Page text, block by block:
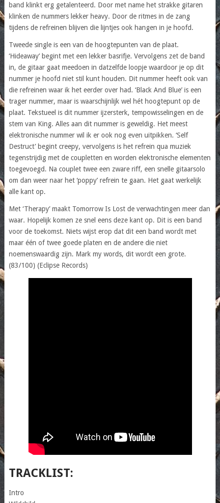
band klinkt erg getalenteerd. Door met name het strakke gitaren
klinken de nummers lekker heavy. Door de ritmes in de zang
tijdens de refreinen blijven die lijntjes ook hangen in je hoofd.
Tweede single is een van de hoogtepunten van de plaat.
‘Hideaway’ begint met een lekker basrifje. Vervolgens zet de band
in, de gitaar gaat meedoen in datzelfde loopje waardoor je op dit
nummer je hoofd niet stil kunt houden. Dit nummer heeft ook van
die refreinen waar ik het eerder over had. ‘Black And Blue’ is een
trager nummer, maar is waarschijnlijk wel hét hoogtepunt op de
plaat. Tekstueel is dit nummer ijzersterk, tempowisselingen en de
stem van King. Alles aan dit nummer is geweldig. Het meest
elektronische nummer wil ik er ook nog even uitpikken. ‘Self
Destruct’ begint creepy, vervolgens is het refrein qua muziek
tegenstrijdig met de coupletten en worden elektronische elementen
toegevoegd. Na couplet twee een zware riff, een snelle gitaarsolo
om dan weer naar het ‘poppy’ refrein te gaan. Het gaat werkelijk
alle kant op.
Met ‘Therapy’ maakt Tomorrow Is Lost de verwachtingen meer dan
waar. Hopelijk komen ze snel eens deze kant op. Dit is een band
voor de toekomst. Niets wijst erop dat dit een band wordt met
maar één of twee goede platen en de andere die niet
noemenswaardig zijn. Mark my words, dit wordt een grote.
(83/100) (Eclipse Records)
TRACKLIST:
Intro